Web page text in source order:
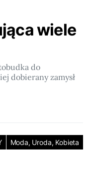
wiele
do
dobierany zamysł
Moda, Uroda, Kobieta